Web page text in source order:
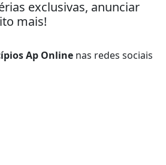
exclusivas, anunciar
mais!
Ap Online nas redes sociais